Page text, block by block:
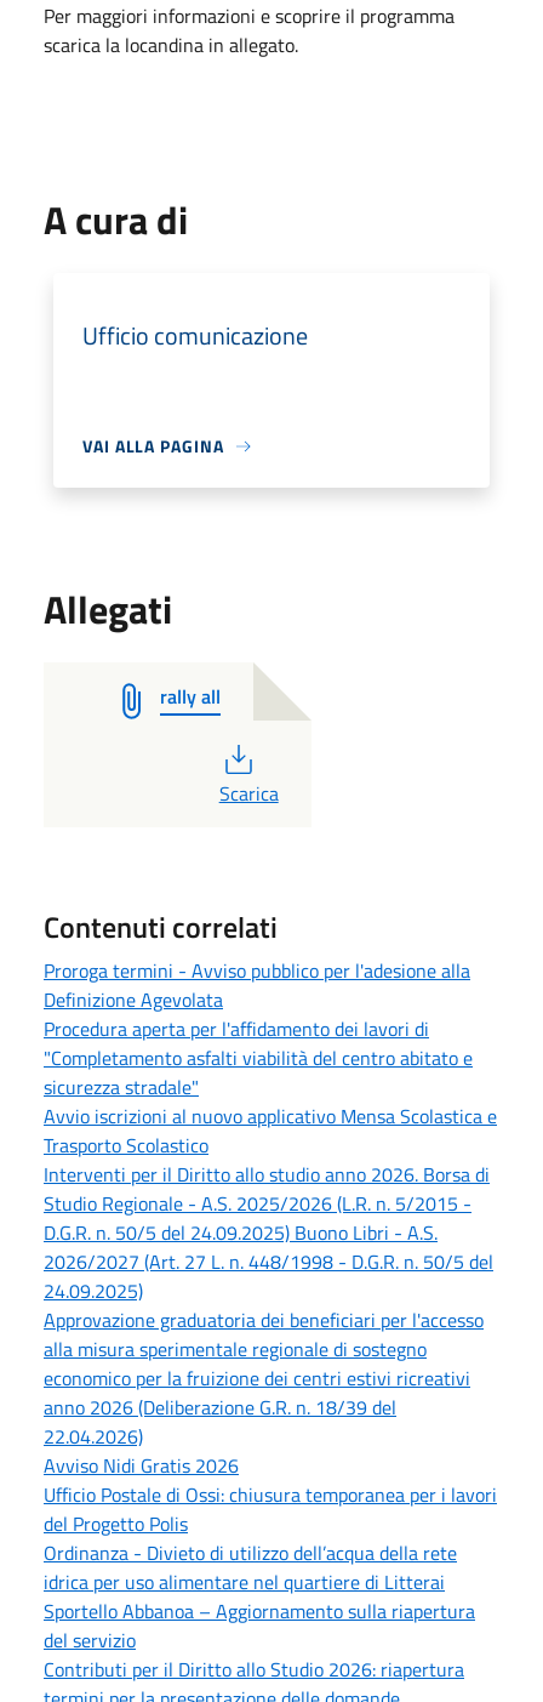
Per maggiori informazioni e scoprire il programma
scarica la locandina in allegato.
A cura di
Ufficio comunicazione
VAI ALLA PAGINA
Allegati
rally all
PDF
Scarica
Contenuti correlati
Proroga termini - Avviso pubblico per l'adesione alla
Definizione Agevolata
Procedura aperta per l'affidamento dei lavori di
"Completamento asfalti viabilità del centro abitato e
sicurezza stradale"
Avvio iscrizioni al nuovo applicativo Mensa Scolastica e
Trasporto Scolastico
Interventi per il Diritto allo studio anno 2026. Borsa di
Studio Regionale - A.S. 2025/2026 (L.R. n. 5/2015 -
D.G.R. n. 50/5 del 24.09.2025) Buono Libri - A.S.
2026/2027 (Art. 27 L. n. 448/1998 - D.G.R. n. 50/5 del
24.09.2025)
Approvazione graduatoria dei beneficiari per l'accesso
alla misura sperimentale regionale di sostegno
economico per la fruizione dei centri estivi ricreativi
anno 2026 (Deliberazione G.R. n. 18/39 del
22.04.2026)
Avviso Nidi Gratis 2026
Ufficio Postale di Ossi: chiusura temporanea per i lavori
del Progetto Polis
Ordinanza - Divieto di utilizzo dell’acqua della rete
idrica per uso alimentare nel quartiere di Litterai
Sportello Abbanoa – Aggiornamento sulla riapertura
del servizio
Contributi per il Diritto allo Studio 2026: riapertura